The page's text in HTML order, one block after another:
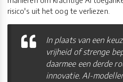
risico's uit het oog te verliezen.
In plaats van een
vrijheid of strenge
daarmee een derde
innovatie. AI-